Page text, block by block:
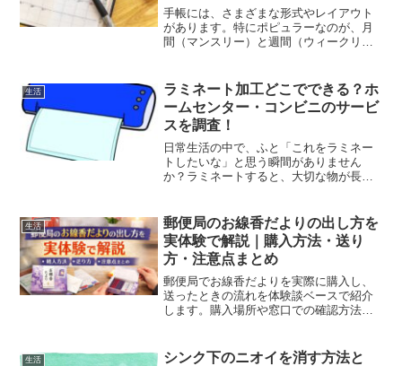
手帳には、さまざまな形式やレイアウト
があります。特にポピュラーなのが、月
間（マンスリー）と週間（ウィークリ
れています。しかし、これらのページを
上手に活用できていない方も...
生活
ラミネート加工どこでできる？ホ
ームセンター・コンビニのサービ
スを調査！
日常生活の中で、ふと「これをラミネー
トしたいな」と思う瞬間がありません
か？ラミネートすると、大切な物が長持
いのにラミネート機を購入するのはちょ
っともったいないですよね。...
生活
郵便局のお線香だよりの出し方を
実体験で解説｜購入方法・送り
方・注意点まとめ
郵便局でお線香だよりを実際に購入し、
送ったときの流れを体験談ベースで紹介
します。購入場所や窓口での確認方法、
説しています。
生活
シンク下のニオイを消す方法と